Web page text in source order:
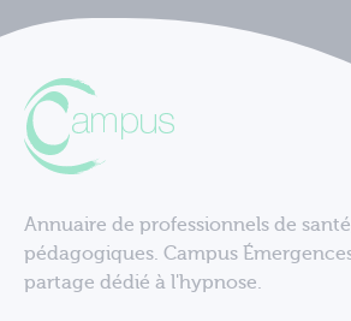
Annuaire de professionnels de
pédagogiques. Campus
partage dédié à l'hypnose.